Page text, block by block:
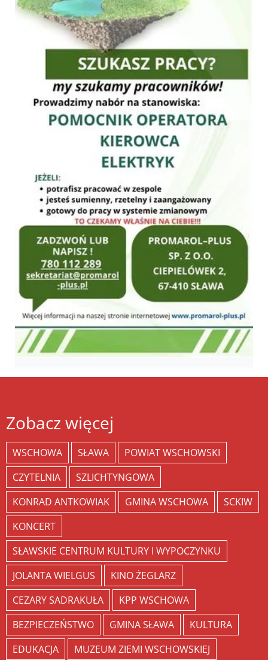
Zobacz więcej
WSCHOWA SŁAWA
POWIAT WSCHOWSKI
CZYTELNIA
SZLICHTYNGOWA
KONRAD ANTKOWIAK
GMINA WSCHOWA
SCKIW
KONCERT
SŁAWSKIE CENTRUM KULTURY I WYPOCZYNKU
JOLANTA WIELGUS
KINO ŻEGLARZ
CEZARY SADRAKUŁA
KPP WSCHOWA
BEZPIECZEŃSTWO
GMINA SŁAWA
KULTURA
EDUKACJA
MUZEUM ZIEMI WSCHOWSKIEJ